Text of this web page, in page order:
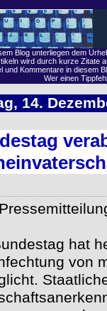
Blog unterliegen dem
wird durch kurze Zitate
und Kommentare in diesem
Wer einen
14.
hat
von